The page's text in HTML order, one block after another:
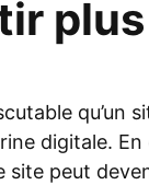
qu’un
digitale.
site peut